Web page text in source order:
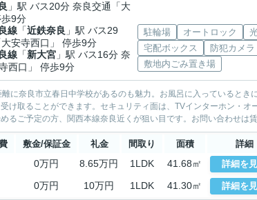
」駅 バス20分 奈良交通「大
9分
線 「近鉄奈良 」駅 バス29
安寺西口」 停歩9分
線 「新大宮 」駅 バス16分 奈
西口」 停歩9分
駐輪場 オートロック
宅配ボックス
防犯カメラ
敷地内ごみ置き場
に奈良市立春日中学校があるのも魅力。お風呂に入っているとき
け取ることができます。セキュリティ面は、TVインターホン・オ
るご予定の方、関西本線奈良近くが狙い目です。お問い合わせは
敷金/保証金 礼金 間取り 面積 詳細
0万円 8.65万円 1LDK 41.68㎡ 詳細を
0万円 10万円 1LDK 41.30㎡ 詳細を